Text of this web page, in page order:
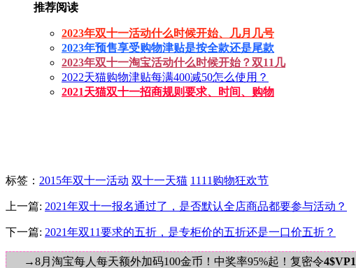
推荐阅读
2023年双十一活动什么时候开始、几月几号
2023年预售享受购物津贴是按全款还是尾款
2023年双十一淘宝活动什么时候开始？双11几
2022天猫购物津贴每满400减50怎么使用？
2021天猫双十一招商规则要求、时间、购物
标签 ： 2015年双十一活动 双十一天猫 1111购物狂欢节
上一篇: 2021年双十一报名通过了，是否默认全店商品都要参与活动？
下一篇: 2021年双11要求的五折，是专柜价的五折还是一口价五折？
→8月淘宝每人每天额外加码100金币！中奖率95%起！复密令